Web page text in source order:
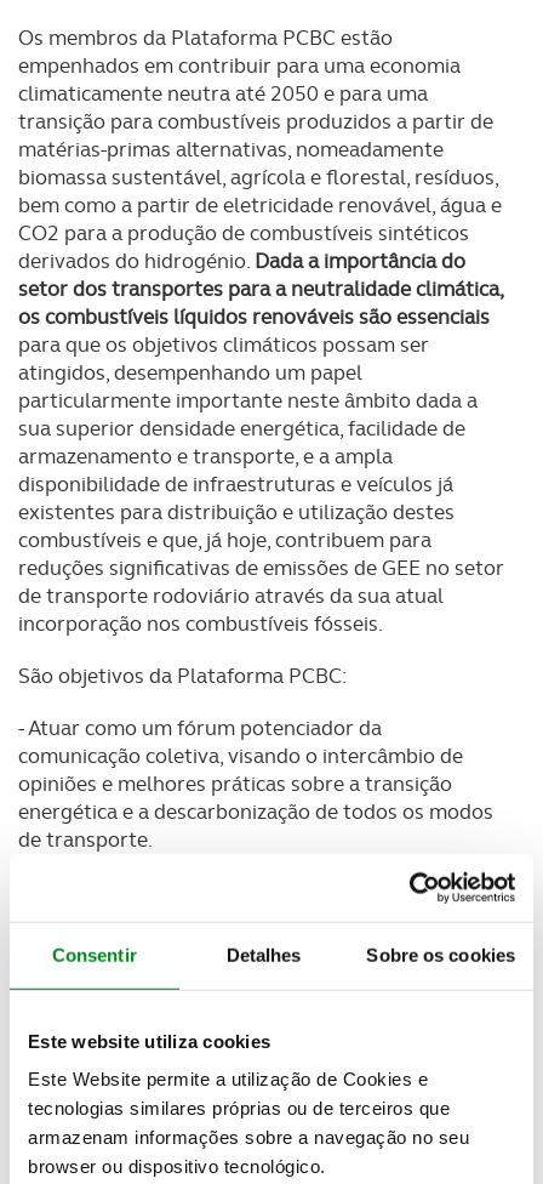
Consentir Detalhes Sobre os cookies
Este website utiliza cookies
Este Website permite a utilização de Cookies e
tecnologias similares próprias ou de terceiros que
armazenam informações sobre a navegação no seu
browser ou dispositivo tecnológico.
Os membros da Plataforma PCBC estão
empenhados em contribuir para uma economia
climaticamente neutra até 2050 e para uma
transição para combustíveis produzidos a partir de
matérias-primas alternativas, nomeadamente
biomassa sustentável, agrícola e florestal, resíduos,
bem como a partir de eletricidade renovável, água e
CO2 para a produção de combustíveis sintéticos
derivados do hidrogénio. Dada a importância do
setor dos transportes para a neutralidade climática,
os combustíveis líquidos renováveis são essenciais
para que os objetivos climáticos possam ser
atingidos, desempenhando um papel
particularmente importante neste âmbito dada a
sua superior densidade energética, facilidade de
armazenamento e transporte, e a ampla
disponibilidade de infraestruturas e veículos já
existentes para distribuição e utilização destes
combustíveis e que, já hoje, contribuem para
reduções significativas de emissões de GEE no setor
de transporte rodoviário através da sua atual
incorporação nos combustíveis fósseis.
São objetivos da Plataforma PCBC:
- Atuar como um fórum potenciador da
comunicação coletiva, visando o intercâmbio de
opiniões e melhores práticas sobre a transição
energética e a descarbonização de todos os modos
de transporte.
- Trabalhar em conjunto para contribuir para a
descarbonização do setor de mobilidade de uma
forma sustentável, progressiva e acessível a todos.
- Apelar às Instituições Nacionais e Europeias para a
apoie todas as tecnologias de baixo carbono e
impulsione a economia circular, em benefício das
economias e dos consumidores.
- Dar visibilidade à dimensão social da transição